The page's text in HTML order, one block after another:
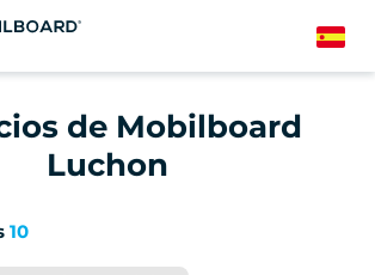
Spanish
de Mobilboard
Luchon
10